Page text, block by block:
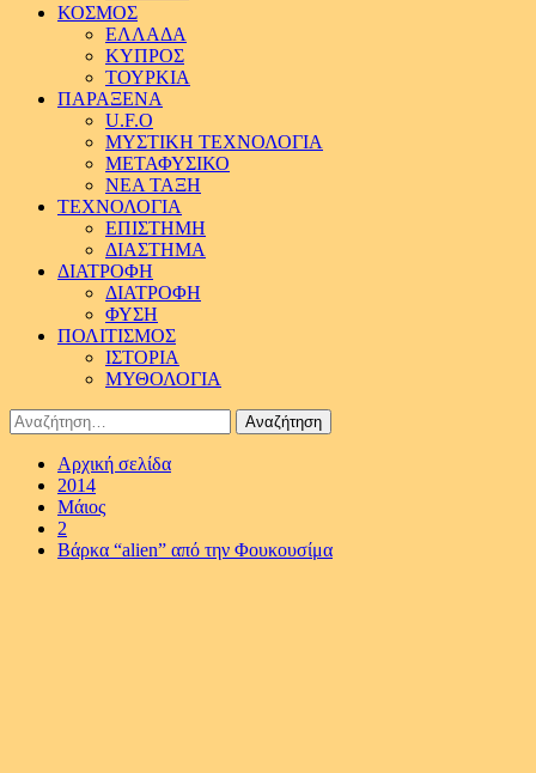
ΚΟΣΜΟΣ
ΕΛΛΑΔΑ
ΚΥΠΡΟΣ
ΤΟΥΡΚΙΑ
ΠΑΡΑΞΕΝΑ
U.F.O
ΜΥΣΤΙΚΗ ΤΕΧΝΟΛΟΓΙΑ
ΜΕΤΑΦΥΣΙΚΟ
ΝΕΑ ΤΑΞΗ
ΤΕΧΝΟΛΟΓΙΑ
ΕΠΙΣΤΗΜΗ
ΔΙΑΣΤΗΜΑ
ΔΙΑΤΡΟΦΗ
ΔΙΑΤΡΟΦΗ
ΦΥΣΗ
ΠΟΛΙΤΙΣΜΟΣ
ΙΣΤΟΡΙΑ
ΜΥΘΟΛΟΓΙΑ
Αναζήτηση
για:
Αρχική σελίδα
2014
Μάιος
2
Βάρκα “alien” από την Φουκουσίμα